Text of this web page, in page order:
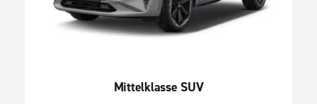
Mittelklasse SUV